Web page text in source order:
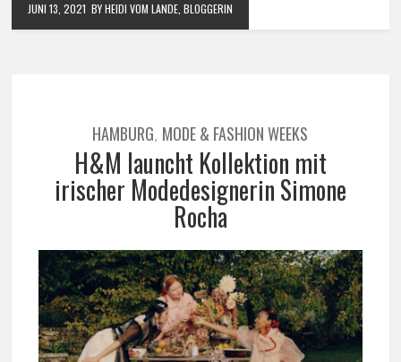
JUNI 13, 2021 BY HEIDI VOM LANDE, BLOGGERIN
HAMBURG, MODE & FASHION WEEKS
H&M launcht Kollektion mit
irischer Modedesignerin Simone
Rocha